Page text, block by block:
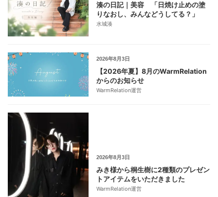
湊の日記｜美容 「日焼け止めの塗
りなおし、みんなどうしてる？」
水城湊
2026年8月3日
【2026年夏】8月のWarmRelation
からのお知らせ
WarmRelation運営
2026年8月3日
みき様から桐生樹に2種類のプレゼン
トアイテムをいただきました
WarmRelation運営